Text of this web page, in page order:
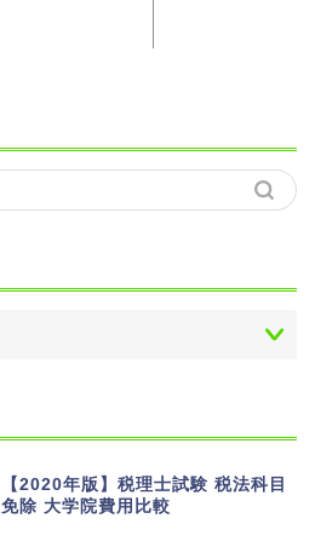
【2020年版】税理士試験 税法科目
免除 大学院費用比較